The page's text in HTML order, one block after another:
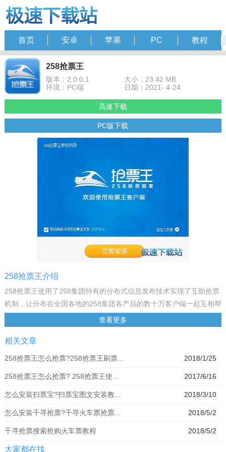
首页 安卓 苹果 PC 教程
258抢票王
版本：2.0.0.1
大小：23.42 MB
环境：PC端
日期：2021- 4-24
高速下载
PC版下载
258抢票王介绍
258抢票王使用了258集团特有的分布式信息发布技术实现了互助抢票
机制，让分布在全国各地的258集团各产品的数十万客户端一起互相帮
助、协作抢票，从而避开了始发站城市因出票时间一样而抢票过于集
中所造成的拥堵问题，大大提高了抢票成功率。
软件功能
支持多平台帐号登录，可查询飞机票、火车票等信息。
258抢票王极速抢票，通过免验证码、抢票高峰期不排队、过滤拥挤服
务器等多项智能技术，全面解决抢票过程中出现的繁杂难题。258抢票
即时通讯提醒你付款，避免你错失购票好时机。
查看更多
相关文章
2018/1/25
258抢票王怎么抢票?258抢票王刷票...
2017/6/16
258抢票王怎么抢票? 258抢票王使...
2018/3/10
怎么安装扫票宝?扫票宝图文安装教...
2018/5/2
怎么安装千寻抢票?千寻火车票抢票...
2018/5/2
千寻抢票搜索抢购火车票教程
大家都在找